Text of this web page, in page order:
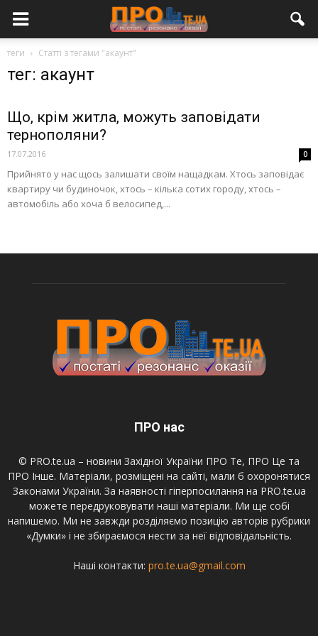
теги Статті з тегами "акаунт"
тег: акаунт
Що, крім житла, можуть заповідати
тернополяни?
17.07.2016 0
Прийнято у нас щось залишати своїм нащадкам. Хтось заповідає
квартиру чи будиночок, хтось – кілька сотих городу, хтось –
автомобіль або хоча б велосипед,...
ПРО нас
© PRO.te.ua – новини Західної України ПРО Те, ПРО Це та
ПРО Інше. Матеріали, розміщені на сайті, мали б охоронятися
Законами України. За наявності гіперпосилання на PRO.te.ua
можете передруковувати наші матеріали. Ми ще собі
напишемо. Ми не завжди розділяємо позицію авторів рубрики
«Думки» і не збираємося нести за неї відповідальність.
Наші контакти: pro.te.ua@gmail.com